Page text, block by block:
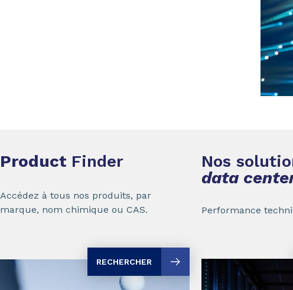
Product Finder
Accédez à tous nos produits, par
marque, nom chimique ou CAS.
RECHERCHER
Nos
data
Performance